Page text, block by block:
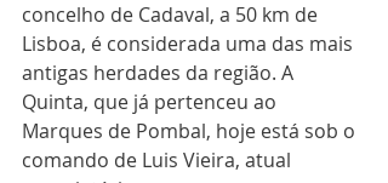
concelho de Cadaval, a 50 km de
Lisboa, é considerada uma das mais
antigas herdades da região. A
Quinta, que já pertenceu ao
Marques de Pombal, hoje está sob o
comando de Luis Vieira, atual